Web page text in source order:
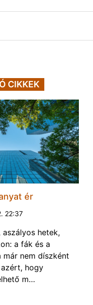
CIKKEK
ér
22:37
aszályos hetek,
a fák és a
nem díszként
azért, hogy
m…